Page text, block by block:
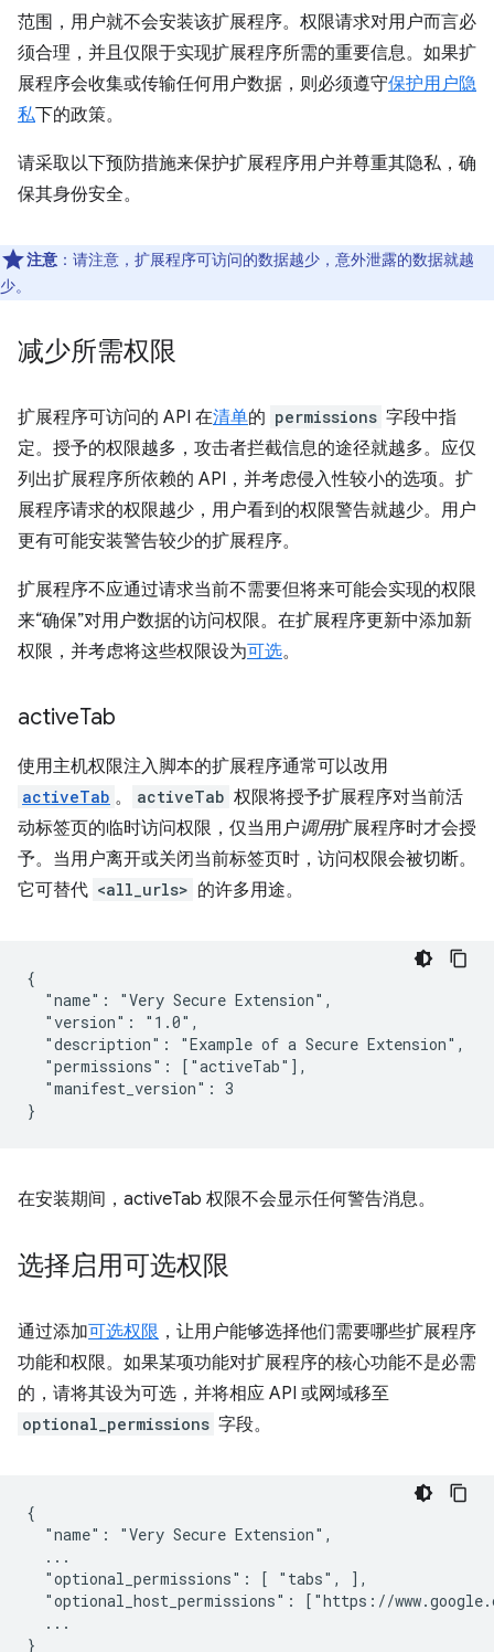
范围，用户就不会安装该扩展程序。权限请求对用户而言必
须合理，并且仅限于实现扩展程序所需的重要信息。如果扩
展程序会收集或传输任何用户数据，则必须遵守保护用户隐
私下的政策。
请采取以下预防措施来保护扩展程序用户并尊重其隐私，确
保其身份安全。
注意 ：请注意，扩展程序可访问的数据越少，意外泄露的数据就越
少。
减少所需权限
扩展程序可访问的 API 在清单的 permissions 字段中指
定。授予的权限越多，攻击者拦截信息的途径就越多。应仅
列出扩展程序所依赖的 API，并考虑侵入性较小的选项。扩
展程序请求的权限越少，用户看到的权限警告就越少。用户
更有可能安装警告较少的扩展程序。
扩展程序不应通过请求当前不需要但将来可能会实现的权限
来“确保”对用户数据的访问权限。在扩展程序更新中添加新
权限，并考虑将这些权限设为可选。
activeTab
使用主机权限注入脚本的扩展程序通常可以改用
activeTab 。 activeTab 权限将授予扩展程序对当前活
动标签页的临时访问权限，仅当用户调用扩展程序时才会授
予。当用户离开或关闭当前标签页时，访问权限会被切断。
它可替代 <all_urls> 的许多用途。
{
  "name": "Very Secure Extension",
  "version": "1.0",
  "description": "Example of a Secure Extension",
  "permissions": ["activeTab"],
  "manifest_version": 3
在安装期间，activeTab 权限不会显示任何警告消息。
选择启用可选权限
通过添加可选权限 ，让用户能够选择他们需要哪些扩展程序
功能和权限。如果某项功能对扩展程序的核心功能不是必需
的，请将其设为可选，并将相应 API 或网域移至
optional_permissions 字段。
{
  "name": "Very Secure Extension",
  ...
  "optional_permissions": [ "tabs", ],
"optional_host_permissions": ["https://
  ...